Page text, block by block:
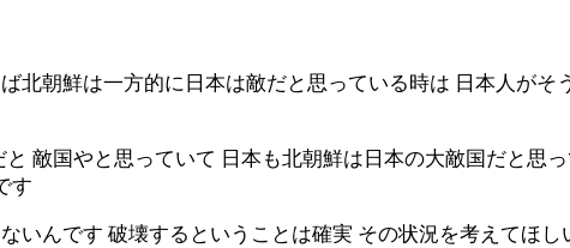
朝鮮は一方的に日本は敵だと思っている時は 日本人がそ
敵国やと思っていて 日本も北朝鮮は日本の大敵国だと思
す
いんです 破壊するということは確実 その状況を考えてほ